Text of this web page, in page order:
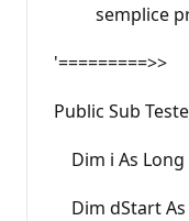
semplice
'=========>>
Public Sub
Dim i As Long
Dim dStart As